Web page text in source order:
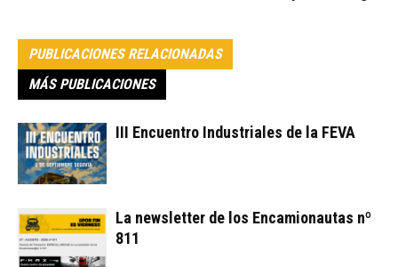
PUBLICACIONES RELACIONADAS
MÁS PUBLICACIONES
III Encuentro Industriales de la FEVA
La newsletter de los Encamionautas nº
811